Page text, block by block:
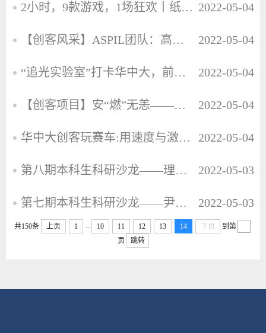
2小时，9款游戏，1场狂欢丨纸上游戏工坊完美谢幕 2022-05-04
【创客风采】ASPIL团队：高效、高功率密度的宽输入输出范围隔离型DCDC变换器 2022-05-04
“追光实验室”打卡华中大，前方密集高能请注意！ 2022-05-04
【创客项目】安“燃”无恙——一种新型安全电池 2022-05-04
华中大创客玩赛车:用速度与激情逐梦青春 2022-05-04
第八期本科生科研沙龙——理工科学子的科研生活大揭秘 2022-05-03
第七期本科生科研沙龙——尹海帆教授讲解5G关键技术 2022-05-03
共150条 上页 1 ... 10 11 12 13 14 下页
到第
页
跳转